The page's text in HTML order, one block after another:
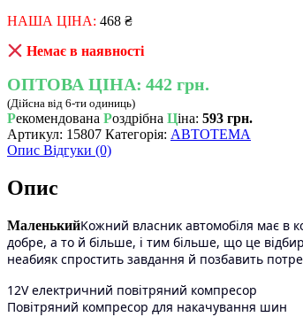
НАША ЦІНА: 468 ₴
Немає в наявності
ОПТОВА ЦІНА: 442 грн.
(Дійсна від 6-ти одиниць)
Рекомендована Роздрібна Ціна: 593 грн.
Артикул: 15807 Категорія: АВТОТЕМА
Опис Відгуки (0)
Опис
МаленькийKoжний власник автомобіля має в
добре, а то й більше, і тим більше, що це
неабияк спростить завдання й позбавить
12V електричний повітряний компресор
Повітряний компресор для накачування шин